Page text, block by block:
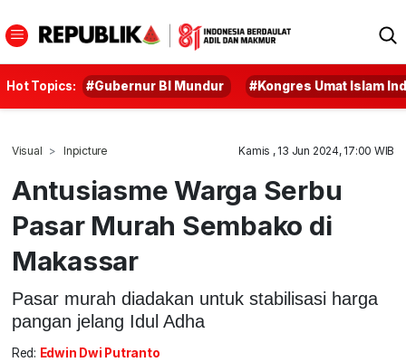
Hot Topics: #Gubernur BI Mundur #Kongres Umat Islam
Visual Inpicture Kamis , 13 Jun 2024, 17:00 WIB
Antusiasme Warga Serbu
Pasar Murah Sembako di
Makassar
Pasar murah diadakan untuk stabilisasi harga
pangan jelang Idul Adha
Red: Edwin Dwi Putranto